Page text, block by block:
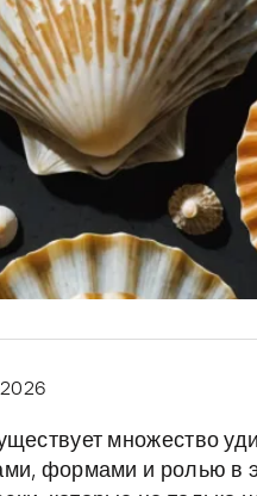
множество
формами и ролью в